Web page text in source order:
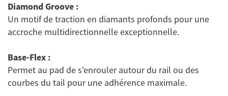
Diamond Groove :
Un motif de traction en diamants profonds pour une
accroche multidirectionnelle exceptionnelle.
Base-Flex :
Permet au pad de s'enrouler autour du rail ou des
courbes du tail pour une adhérence maximale.